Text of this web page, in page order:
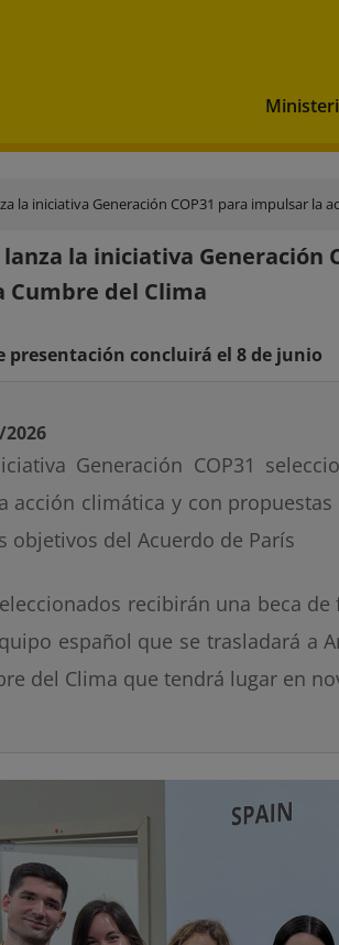
la iniciativa Generación COP31 para impulsar la
lanza la iniciativa
Cumbre del Clima
presentación concluirá el 8 de junio
Generación COP31
acción climática y con
objetivos del Acuerdo de París
recibirán una beca
español que se trasladará a
del Clima que tendrá lugar en